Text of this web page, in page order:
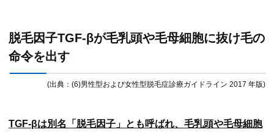
脱毛因子TGF-βが毛乳頭や毛母細胞に抜け毛の
命令を出す
(出典：(6)男性型および女性型脱毛症診療ガイドライン 2017 年版)
TGF-βは別名「脱毛因子」とも呼ばれ、毛乳頭や毛母細胞